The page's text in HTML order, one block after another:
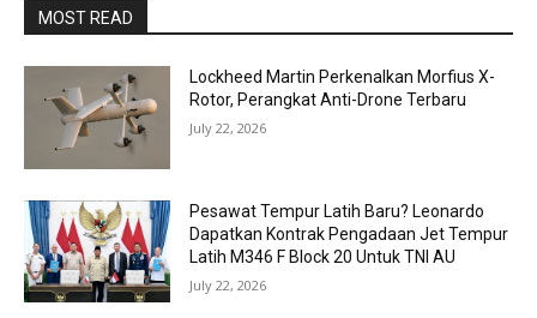
MOST READ
Lockheed Martin Perkenalkan Morfius X-
Rotor, Perangkat Anti-Drone Terbaru
July 22, 2026
Pesawat Tempur Latih Baru? Leonardo
Dapatkan Kontrak Pengadaan Jet Tempur
Latih M346 F Block 20 Untuk TNI AU
July 22, 2026